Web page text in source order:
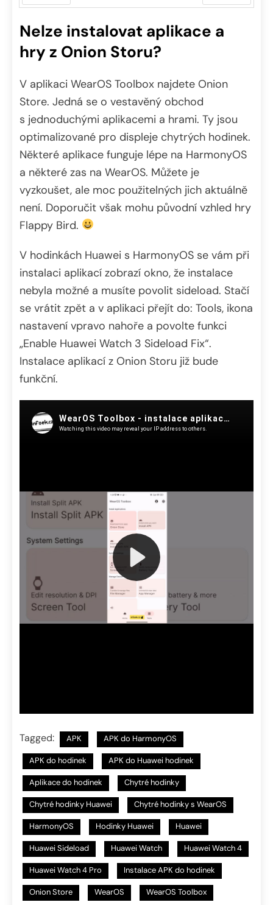
Nelze instalovat aplikace a
hry z Onion Storu?
V aplikaci WearOS Toolbox najdete Onion
Store. Jedná se o vestavěný obchod
s jednoduchými aplikacemi a hrami. Ty jsou
optimalizované pro displeje chytrých hodinek.
Některé aplikace funguje lépe na HarmonyOS
a některé zas na WearOS. Můžete je
vyzkoušet, ale moc použitelných jich aktuálně
není. Doporučit však mohu původní vzhled hry
Flappy Bird.
V hodinkách Huawei s HarmonyOS se vám při
instalaci aplikací zobrazí okno, že instalace
nebyla možné a musíte povolit sideload. Stačí
se vrátit zpět a v aplikaci přejít do: Tools, ikona
nastavení vpravo nahoře a povolte funkci
„Enable Huawei Watch 3 Sideload Fix“.
Instalace aplikací z Onion Storu již bude
funkční.
Tagged: APK APK do HarmonyOS
APK do hodinek APK do Huawei hodinek
Aplikace do hodinek Chytré hodinky
Chytré hodinky Huawei Chytré hodinky s WearOS
HarmonyOS Hodinky Huawei Huawei
Huawei Sideload Huawei Watch Huawei Watch 4
Huawei Watch 4 Pro Instalace APK do hodinek
Onion Store WearOS WearOS Toolbox